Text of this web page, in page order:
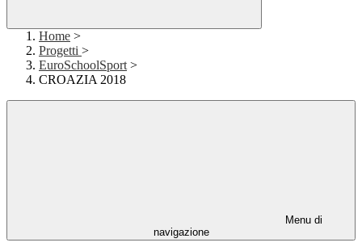
Home >
Progetti >
EuroSchoolSport >
CROAZIA 2018
Menu di
navigazione